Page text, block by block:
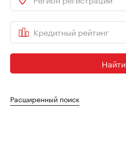
Кредитный рейтинг
Найти
Расширенный поиск